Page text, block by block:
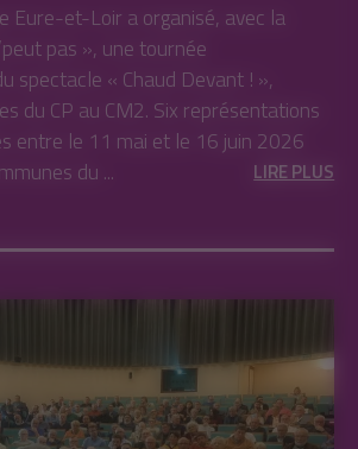
Eure-et-Loir a organisé, avec la
pas », une tournée
spectacle « Chaud Devant ! »,
du CP au CM2. Six représentations
entre le 11 mai et le 16 juin 2026
du ...
LIRE PLUS